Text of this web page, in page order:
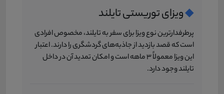
◆ویزای توریستی تایلند
پرطرفدارترین نوع ویزا برای سفر به تایلند، مخصوص افرادی
است که قصد بازدید از جاذبه‌های گردشگری را دارند. اعتبار
این ویزا معمولاً 3 ماهه است و امکان تمدید آن در داخل
تایلند وجود دارد.